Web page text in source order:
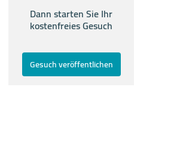
Dann starten Sie Ihr
kostenfreies Gesuch
Gesuch veröffentlichen